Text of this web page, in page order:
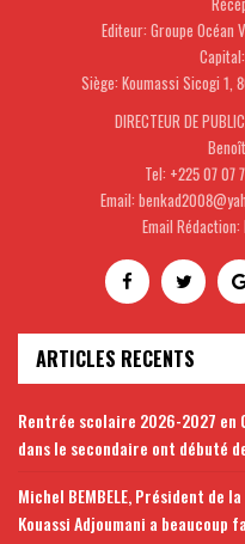
Editeur: Groupe Océan
Siège: Koumassi Sicogi 1,
DIRECTEUR DE
Tel: +225 07 07
Email:
Email
ARTICLES RECENTS
Rentrée scolaire 2026-2027 en
dans le secondaire ont débuté
Michel BEMBELE, Président de
Kouassi Adjoumani a beaucoup